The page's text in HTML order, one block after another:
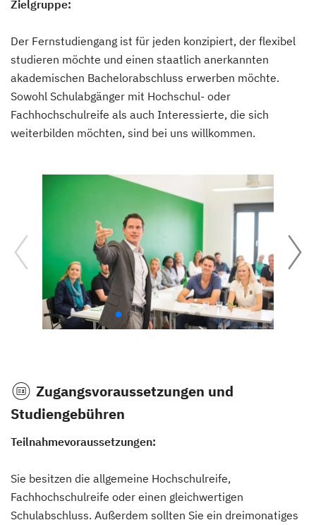
Zielgruppe:
Der Fernstudiengang ist für jeden konzipiert, der flexibel
studieren möchte und einen staatlich anerkannten
akademischen Bachelorabschluss erwerben möchte.
Sowohl Schulabgänger mit Hochschul- oder
Fachhochschulreife als auch Interessierte, die sich
weiterbilden möchten, sind bei uns willkommen.
Zugangsvoraussetzungen und
Studiengebühren
Teilnahmevoraussetzungen:
Sie besitzen die allgemeine Hochschulreife,
Fachhochschulreife oder einen gleichwertigen
Schulabschluss. Außerdem sollten Sie ein dreimonatiges